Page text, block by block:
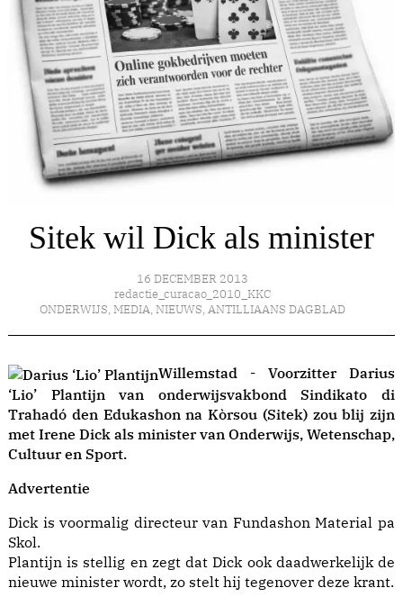
Sitek wil Dick als minister
16 DECEMBER 2013
redactie_curacao_2010_KKC
ONDERWIJS, MEDIA, NIEUWS, ANTILLIAANS DAGBLAD
Willemstad - Voorzitter Darius
‘Lio’ Plantijn van onderwijsvakbond Sindikato di
Trahadó den Edukashon na Kòrsou (Sitek) zou blij zijn
met Irene Dick als minister van Onderwijs, Wetenschap,
Cultuur en Sport.
Advertentie
Dick is voormalig directeur van Fundashon Material pa
Skol.
Plantijn is stellig en zegt dat Dick ook daadwerkelijk de
nieuwe minister wordt, zo stelt hij tegenover deze krant.